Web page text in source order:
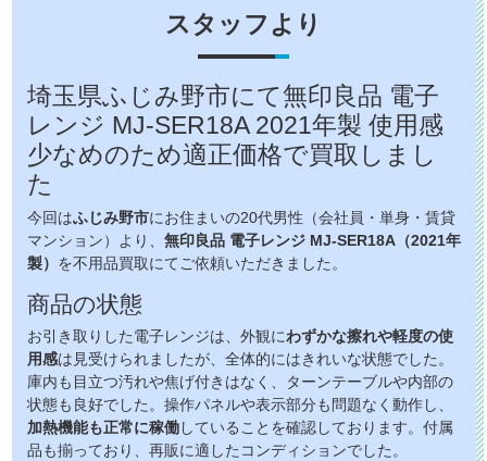
スタッフより
埼玉県ふじみ野市にて無印良品 電子
レンジ MJ-SER18A 2021年製 使用感
少なめのため適正価格で買取しまし
た
今回はふじみ野市にお住まいの20代男性（会社員・単身・賃貸
マンション）より、 無印良品 電子レンジ MJ-SER18A（2021年
製） を不用品買取にてご依頼いただきました。
商品の状態
お引き取りした電子レンジは、外観にわずかな擦れや軽度の使
用感は見受けられましたが、全体的にはきれいな状態でした。
庫内も目立つ汚れや焦げ付きはなく、ターンテーブルや内部の
状態も良好でした。操作パネルや表示部分も問題なく動作し、
加熱機能も正常に稼働していることを確認しております。付属
品も揃っており、再販に適したコンディションでした。